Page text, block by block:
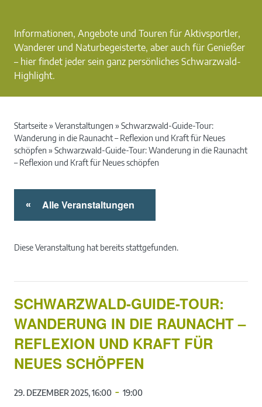
Informationen, Angebote und Touren für Aktivsportler,
Wanderer und Naturbegeisterte, aber auch für Genießer
– hier findet jeder sein ganz persönliches Schwarzwald-
Highlight.
Startseite» Veranstaltungen » Schwarzwald-Guide-Tour:
Wanderung in die Raunacht – Reflexion und Kraft für Neues
schöpfen » Schwarzwald-Guide-Tour: Wanderung in die Raunacht
– Reflexion und Kraft für Neues schöpfen
« Alle Veranstaltungen
Diese Veranstaltung hat bereits stattgefunden.
SCHWARZWALD-GUIDE-TOUR:
WANDERUNG IN DIE RAUNACHT –
REFLEXION UND KRAFT FÜR
NEUES SCHÖPFEN
29. DEZEMBER 2025, 16:00 - 19:00